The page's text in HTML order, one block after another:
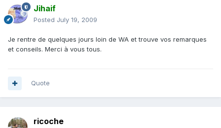
Jihaif
Posted July 19, 2009
Je rentre de quelques jours loin de WA et trouve vos remarques
et conseils. Merci à vous tous.
Quote
ricoche